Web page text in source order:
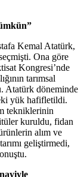
Kemal Atatürk,
Ona göre
Kongresi’nde
tarımsal
Atatürk döneminde
yük hafifletildi.
tekniklerinin
kuruldu, fidan
alım ve
geliştirmedi,